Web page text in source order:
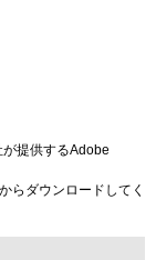
提供するAdobe
らダウンロードしてく